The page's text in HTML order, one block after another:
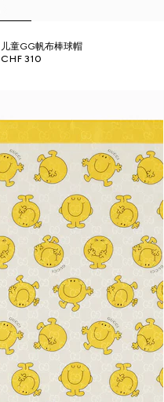
儿童GG帆布棒球帽
CHF 310